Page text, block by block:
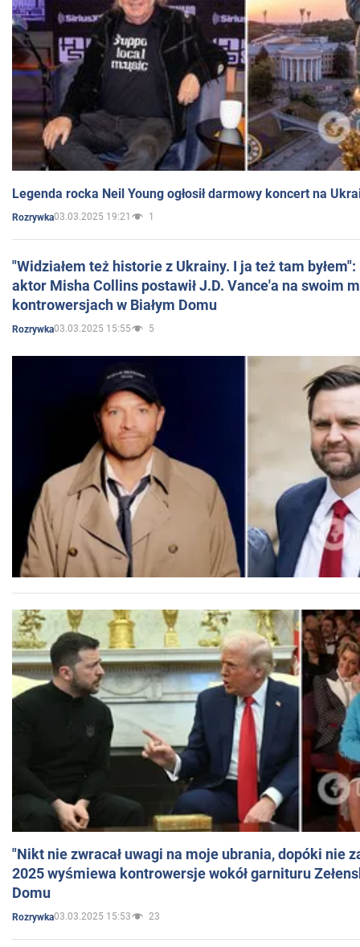
Legenda rocka Neil Young ogłosił darmowy koncert na
Rozrywka03.03.2025 19:21 1
"Widziałem też historie z Ukrainy. I ja też tam
aktor Misha Collins postawił J.D. Vance'a na swoim
kontrowersjach w Białym Domu
Rozrywka03.03.2025 15:55 5
"Nikt nie zwracał uwagi na moje ubrania, dopóki nie
2025 wyśmiewa kontrowersje wokół garnituru
Domu
Rozrywka03.03.2025 15:53 23